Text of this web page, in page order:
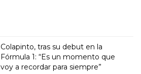
Colapinto, tras su debut en la
Fórmula 1: “Es un momento que
voy a recordar para siempre”